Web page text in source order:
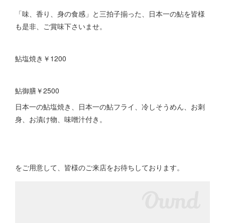
「味、香り、身の食感」と三拍子揃った、日本一の鮎を皆様
も是非、ご賞味下さいませ。
鮎塩焼き￥1200
鮎御膳￥2500
日本一の鮎塩焼き、日本一の鮎フライ、冷しそうめん、お刺
身、お漬け物、味噌汁付き。
をご用意して、皆様のご来店をお待ちしております。